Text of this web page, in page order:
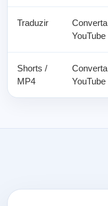
Traduzir
Shorts /
MP4